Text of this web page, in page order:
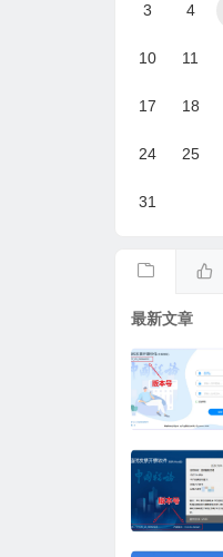
3 4
10 11
17 18
24 25
31
最新文章